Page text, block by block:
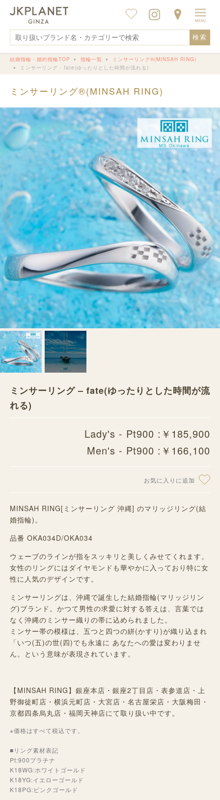
検索
結婚指輪・婚約指輪TOP 指輪一覧
ミンサーリング®︎(MINSAH RING)
ミンサーリング - fate(ゆったりとした時間が流れる)
ミンサーリング®︎(MINSAH RING)
ミンサーリング – fate(ゆったりとした時間が流
れる)
Lady's - Pt900 :￥185,900
Men's - Pt900 :￥166,100
お気に入りに追加
MINSAH RING[ミンサーリング 沖縄] のマリッジリング(結
婚指輪)。
品番 OKA034D/OKA034
ウェーブのラインが指をスッキリと美しくみせてくれます。
女性のリングにはダイヤモンドも華やかに入っており特に女
性に人気のデザインです。
ミンサーリングは、沖縄で誕生した結婚指輪(マリッジリン
グ)ブランド。かつて男性の求愛に対する答えは、言葉では
なく沖縄のミンサー織りの帯に込められました。
ミンサー帯の模様は、五つと四つの絣(かすり)が織り込まれ
「いつ(五)の世(四)でも永遠に あなたへの愛は変わりませ
ん。という意味が表現されています。
【MINSAH RING】銀座本店・銀座2丁目店・表参道店・上
野御徒町店・横浜元町店・大宮店・名古屋栄店・大阪梅田・
京都四条烏丸店・福岡天神店にて取り扱い中です。
※価格はすべて税込です。
■リング素材表記
Pt:900プラチナ
K18WG:ホワイトゴールド
K18YG:イエローゴールド
K18PG:ピンクゴールド